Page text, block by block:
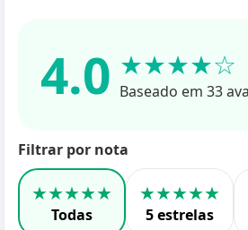
4.0 ★★★★☆
Baseado em 33
Filtrar por nota
★★★★★
Todas
★★★★★
5 estrelas